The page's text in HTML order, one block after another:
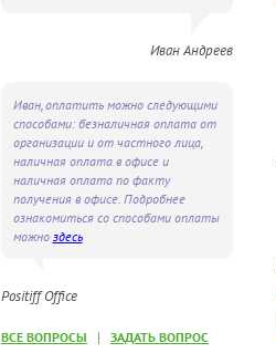
Иван Андреев
Иван, оплатить можно следующими
способами: безналичная оплата от
организации и от частного лица,
наличная оплата в офисе и
наличная оплата по факту
получения в офисе. Подробнее
ознакомиться со способами оплаты
можно здесь
Positiff Office
ВСЕ ВОПРОСЫ | ЗАДАТЬ ВОПРОС